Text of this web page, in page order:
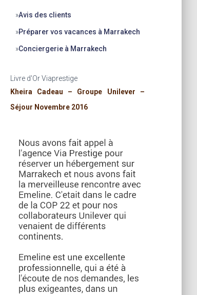
»Avis des clients
»Préparer vos vacances à Marrakech
»Conciergerie à Marrakech
Livre d'Or Viaprestige
Kheira Cadeau – Groupe Unilever –
Séjour Novembre 2016